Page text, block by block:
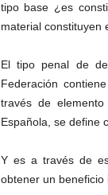
tipo base ¿es
material constituyen
El tipo penal de
Federación
través de
Española, se define
Y es a través de
obtener un beneficio